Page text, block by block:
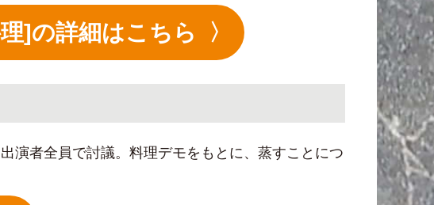
]の詳細はこちら
演者全員で討議。料理デモをもとに、蒸すことにつ